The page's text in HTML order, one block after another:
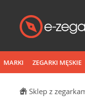
MARKI ZEGARKI MĘSKIE
Sklep z